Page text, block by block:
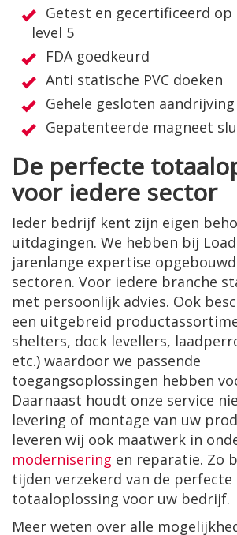
Getest en gecertificeerd op
level 5
FDA goedkeurd
Anti statische PVC doeken
Gehele gesloten aandrijving
Gepatenteerde magneet
De perfecte
voor iedere sector
Ieder bedrijf kent zijn eigen
uitdagingen. We hebben bij
jarenlange expertise
sectoren. Voor iedere branche
met persoonlijk advies. Ook
een uitgebreid
shelters, dock levellers,
etc.) waardoor we passende
toegangsoplossingen hebben
Daarnaast houdt onze service
levering of montage van uw
leveren wij ook maatwerk in
modernisering en reparatie. Zo
tijden verzekerd van de perfecte
totaaloplossing voor uw bedrijf.
Meer weten over alle